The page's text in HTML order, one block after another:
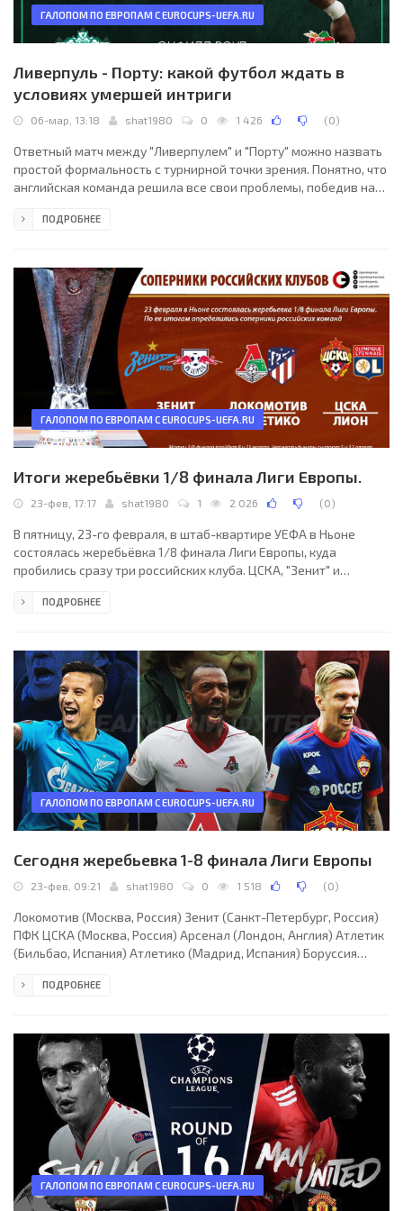
ГАЛОПОМ ПО ЕВРОПАМ С EUROCUPS-UEFA.RU
Ливерпуль - Порту: какой футбол ждать в
условиях умершей интриги
06-мар, 13:18 shat1980 0 1 426 (0)
Ответный матч между "Ливерпулем" и "Порту" можно назвать
простой формальность с турнирной точки зрения. Понятно, что
английская команда решила все свои проблемы, победив на
на "Энфилде" будет скучно - "красные" постараются
домашнего позора и постараться с честью закончить турнир.
ПОДРОБНЕЕ
ГАЛОПОМ ПО ЕВРОПАМ С EUROCUPS-UEFA.RU
Итоги жеребьёвки 1/8 финала Лиги Европы.
23-фев, 17:17 shat1980 1 2 026 (0)
В пятницу, 23-го февраля, в штаб-квартире УЕФА в Ньоне
состоялась жеребьёвка 1/8 финала Лиги Европы, куда
пробились сразу три российских клуба. ЦСКА, "Зенит" и
представители РФПЛ могли сыграть между собой, но этого к
французским "Лионом", "Зенит" будет соперничать с немецким
"Лейпцигом", а "Локомотив" ждёт противостояние с
мадридским
ПОДРОБНЕЕ
ГАЛОПОМ ПО ЕВРОПАМ С EUROCUPS-UEFA.RU
Сегодня жеребьевка 1-8 финала Лиги Европы
23-фев, 09:21 shat1980 0 1 518 (0)
Локомотив (Москва, Россия) Зенит (Санкт-Петербург, Россия)
ПФК ЦСКА (Москва, Россия) Арсенал (Лондон, Англия) Атлетик
(Бильбао, Испания) Атлетико (Мадрид, Испания) Боруссия
ПОДРОБНЕЕ
ГАЛОПОМ ПО ЕВРОПАМ С EUROCUPS-UEFA.RU